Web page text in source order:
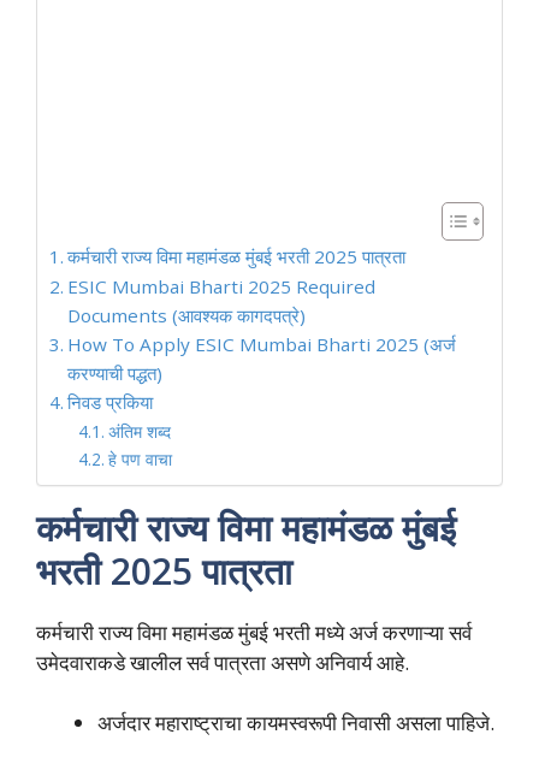
कर्मचारी राज्य विमा महामंडळ मुंबई भरती 2025 पात्रता
ESIC Mumbai Bharti 2025 Required
Documents (आवश्यक कागदपत्रे)
How To Apply ESIC Mumbai Bharti 2025 (अर्ज
करण्याची पद्धत)
निवड प्रकिया
अंतिम शब्द
हे पण वाचा
कर्मचारी राज्य विमा महामंडळ मुंबई
भरती 2025 पात्रता
कर्मचारी राज्य विमा महामंडळ मुंबई भरती मध्ये अर्ज करणाऱ्या सर्व
उमेदवाराकडे खालील सर्व पात्रता असणे अनिवार्य आहे.
अर्जदार महाराष्ट्राचा कायमस्वरूपी निवासी असला पाहिजे.